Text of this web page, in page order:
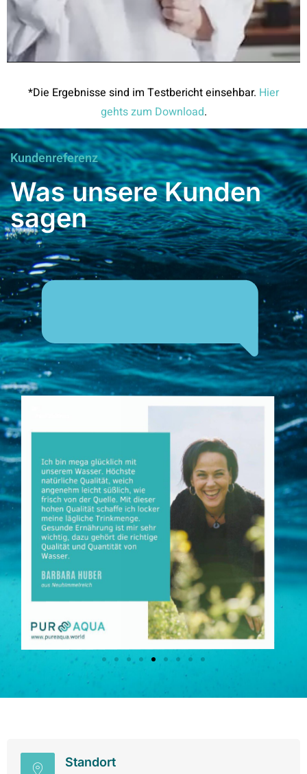
*Die Ergebnisse sind im Testbericht einsehbar. Hier
gehts zum Download.
Kundenreferenz
Was unsere Kunden
sagen
Standort